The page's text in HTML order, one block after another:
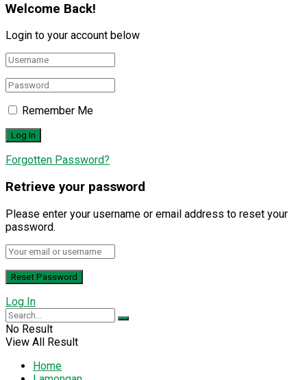
Welcome Back!
Login to your account below
Remember Me
Forgotten Password?
Retrieve your password
Please enter your username or email address to reset your
password.
Log In
No Result
View All Result
Home